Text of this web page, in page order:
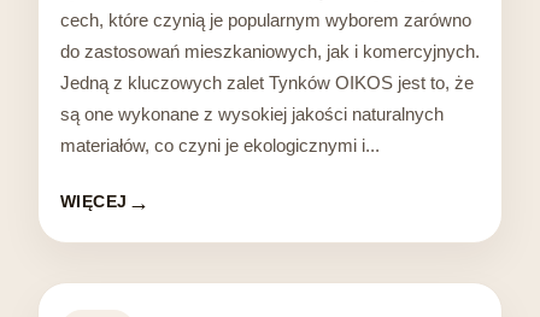
cech, które czynią je popularnym wyborem zarówno
do zastosowań mieszkaniowych, jak i komercyjnych.
Jedną z kluczowych zalet Tynków OIKOS jest to, że
są one wykonane z wysokiej jakości naturalnych
materiałów, co czyni je ekologicznymi i...
WIĘCEJ